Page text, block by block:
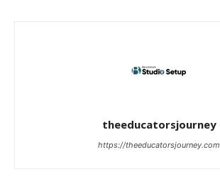
theeducatorsjourney
https://theeducatorsjourney.com